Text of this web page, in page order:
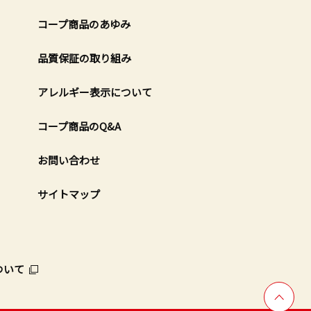
コープ商品のあゆみ
品質保証の取り組み
アレルギー表示について
コープ商品のQ&A
お問い合わせ
サイトマップ
いて